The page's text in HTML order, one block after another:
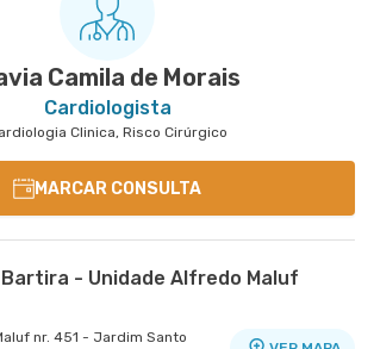
Camila de Morais
Cardiologista
Clinica, Risco Cirúrgico
MARCAR CONSULTA
- Unidade Alfredo Maluf
nr. 451 - Jardim Santo